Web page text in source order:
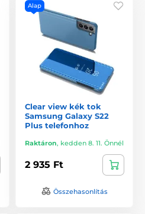
Alap
Clear view kék tok
Samsung Galaxy S22
Plus telefonhoz
Raktáron, kedden 8. 11. Önnél
2 935 Ft
Összehasonlítás